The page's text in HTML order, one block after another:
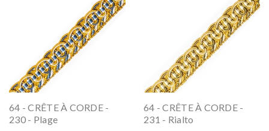
64 - CRÊTE À CORDE -
230 - Plage
64 - CRÊTE À CORDE -
231 - Rialto